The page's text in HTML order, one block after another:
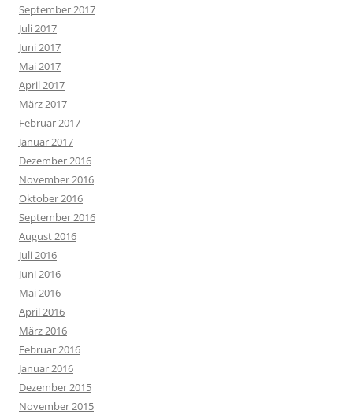
September 2017
Juli 2017
Juni 2017
Mai 2017
April 2017
März 2017
Februar 2017
Januar 2017
Dezember 2016
November 2016
Oktober 2016
September 2016
August 2016
Juli 2016
Juni 2016
Mai 2016
April 2016
März 2016
Februar 2016
Januar 2016
Dezember 2015
November 2015